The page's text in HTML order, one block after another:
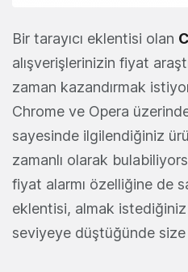
Bir tarayıcı eklentisi olan
alışverişlerinizin fiyat
zaman kazandırmak
Chrome ve Opera
sayesinde ilgilendiğiniz
zamanlı olarak
fiyat alarmı özelliğine de
eklentisi, almak
seviyeye düştüğünde